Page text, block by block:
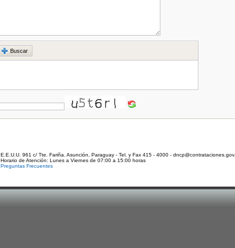
Buscar
E.E.U.U. 961 c/ Tte. Fariña. Asunción, Paraguay - Tel. y Fax 415 - 4000 -
Horario de Atención: Lunes a Viernes de 07:00 a 15:00 horas
Preguntas Frecuentes